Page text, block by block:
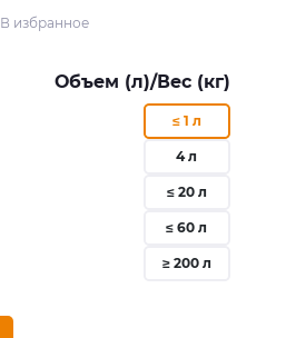
В избранное
Объем (л)/Вес (кг)
≤ 1 л
4 л
≤ 20 л
≤ 60 л
≥ 200 л